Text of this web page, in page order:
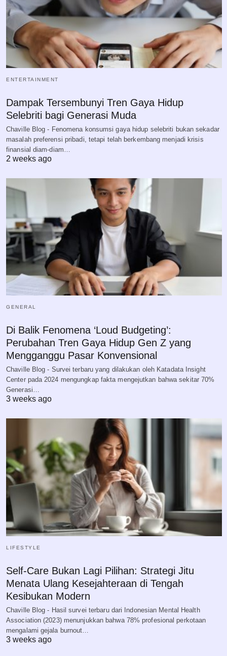
ENTERTAINMENT
Dampak Tersembunyi Tren Gaya Hidup
Selebriti bagi Generasi Muda
Chaville Blog - Fenomena konsumsi gaya hidup selebriti bukan sekadar
masalah preferensi pribadi, tetapi telah berkembang menjadi krisis
finansial diam-diam…
2 weeks ago
GENERAL
Di Balik Fenomena ‘Loud Budgeting’:
Perubahan Tren Gaya Hidup Gen Z yang
Mengganggu Pasar Konvensional
Chaville Blog - Survei terbaru yang dilakukan oleh Katadata Insight
Center pada 2024 mengungkap fakta mengejutkan bahwa sekitar 70%
Generasi…
3 weeks ago
LIFESTYLE
Self-Care Bukan Lagi Pilihan: Strategi Jitu
Menata Ulang Kesejahteraan di Tengah
Kesibukan Modern
Chaville Blog - Hasil survei terbaru dari Indonesian Mental Health
Association (2023) menunjukkan bahwa 78% profesional perkotaan
mengalami gejala burnout…
3 weeks ago